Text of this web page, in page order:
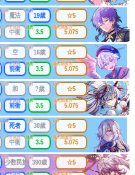
出身
魔法
年齢
19歳
リーチ区分
中衛
連携
3.5
レア
☆5
最大防護力
5.075
出身
空
年齢
16歳
リーチ区分
前衛
連携
3.5
レア
☆5
最大防護力
5.075
出身
和
年齢
?歳
リーチ区分
前衛
連携
3.5
レア
☆5
最大防護力
5.075
出身
死者
年齢
38歳
リーチ区分
中衛
連携
3.5
レア
☆5
最大防護力
5.075
出身
少数民族
年齢
390歳
リーチ区分 連携
レア
☆5
最大防護力